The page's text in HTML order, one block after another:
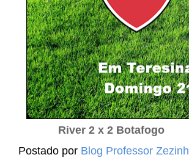
River 2 x 2 Botafogo
Postado por Blog Professor